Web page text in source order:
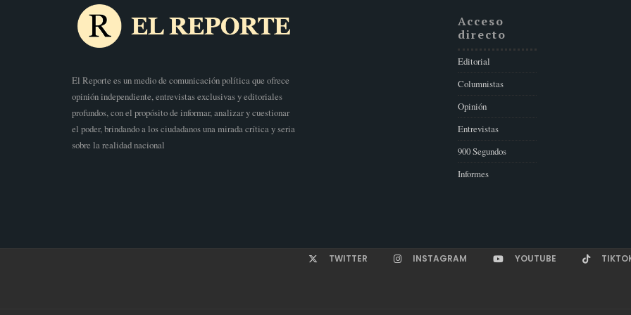
El Reporte es un medio de comunicación política que ofrece
opinión independiente, entrevistas exclusivas y editoriales
profundos, con el propósito de informar, analizar y cuestionar
el poder, brindando a los ciudadanos una mirada crítica y seria
sobre la realidad nacional
Acceso
directo
Editorial
Columnistas
Opinión
Entrevistas
900 Segundos
Informes
TWITTER INSTAGRAM YOUTUBE